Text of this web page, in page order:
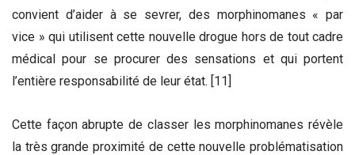
convient d’aider à se sevrer, des morphinomanes « par
vice » qui utilisent cette nouvelle drogue hors de tout cadre
médical pour se procurer des sensations et qui portent
l’entière responsabilité de leur état. [11]
Cette façon abrupte de classer les morphinomanes révèle
la très grande proximité de cette nouvelle problématisation